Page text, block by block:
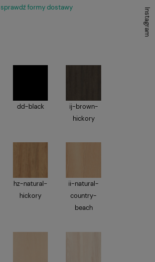
sprawdź formy dostawy
dd-black
ij-brown-
hickory
hz-natural-
hickory
ii-natural-
country-
beach
Instagram